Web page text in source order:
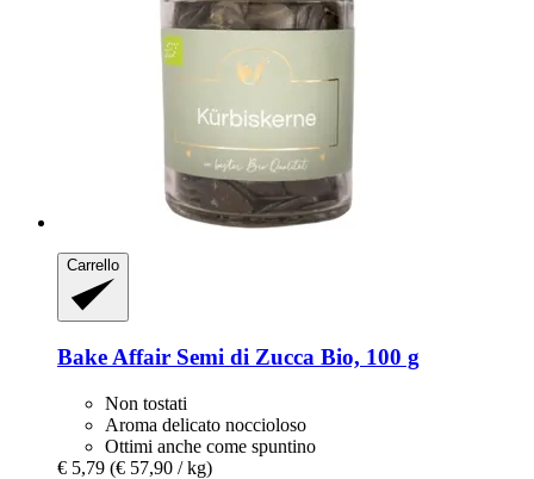
Carrello
Bake Affair Semi di Zucca Bio, 100 g
Non tostati
Aroma delicato noccioloso
Ottimi anche come spuntino
€ 5,79 (€ 57,90 / kg)